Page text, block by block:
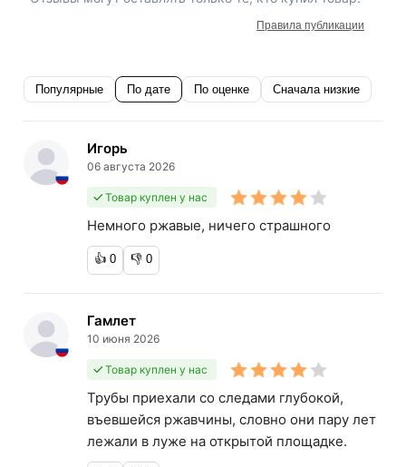
Популярные По дате По оценке Сначала низкие
Игорь
06 августа 2026
Товар куплен у нас
Немного ржавые, ничего страшного
👍 0 👎 0
Гамлет
10 июня 2026
Товар куплен у нас
Трубы приехали со следами глубокой,
въевшейся ржавчины, словно они пару лет
лежали в луже на открытой площадке.
Правила публикации